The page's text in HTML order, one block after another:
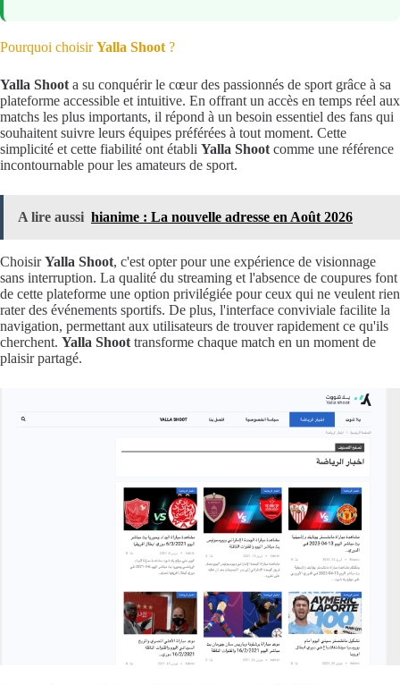
Pourquoi choisirYalla Shoot?
Yalla Shoota su conquérir le cœur des passionnés de sport grâce à sa
plateforme accessible et intuitive. En offrant un accès en temps réel aux
matchs les plus importants, il répond à un besoin essentiel des fans qui
souhaitent suivre leurs équipes préférées à tout moment. Cette
simplicité et cette fiabilité ont établi Yalla Shootcomme une référence
incontournable pour les amateurs de sport.
A lire aussi hianime : La nouvelle adresse en Août 2026
ChoisirYalla Shoot, c'est opter pour une expérience de visionnage
sans interruption. La qualité du streaming et l'absence de coupures font
de cette plateforme une option privilégiée pour ceux qui ne veulent rien
rater des événements sportifs. De plus, l'interface conviviale facilite la
navigation, permettant aux utilisateurs de trouver rapidement ce qu'ils
cherchent. Yalla Shoottransforme chaque match en un moment de
plaisir partagé.